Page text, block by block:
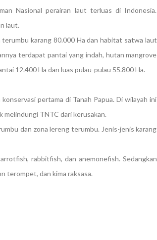
Nasional perairan laut terluas di Indonesia.
laut.
karang 80.000 Ha dan habitat satwa laut
terdapat pantai yang indah, hutan mangrove
12.400 Ha dan luas pulau-pulau 55.800 Ha.
pertama di Tanah Papua. Di wilayah ini
melindungi TNTC dari kerusakan.
dan zona lereng terumbu. Jenis-jenis karang
rabbitfish, dan anemonefish. Sedangkan
terompet, dan kima raksasa.